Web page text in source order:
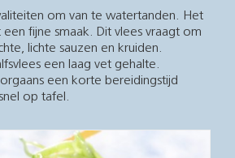
om van te watertanden. Het
fijne smaak. Dit vlees vraagt om
lichte sauzen en kruiden.
een laag vet gehalte.
een korte bereidingstijd
op tafel.